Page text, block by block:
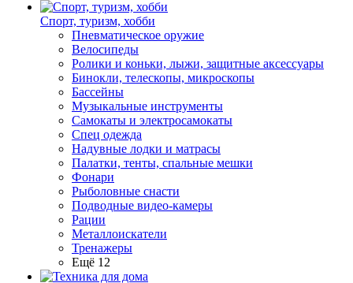
Спорт, туризм, хобби
Пневматическое оружие
Велосипеды
Ролики и коньки, лыжи, защитные аксессуары
Бинокли, телескопы, микроскопы
Бассейны
Музыкальные инструменты
Самокаты и электросамокаты
Спец одежда
Надувные лодки и матрасы
Палатки, тенты, спальные мешки
Фонари
Рыболовные снасти
Подводные видео-камеры
Рации
Металлоискатели
Тренажеры
Ещё 12